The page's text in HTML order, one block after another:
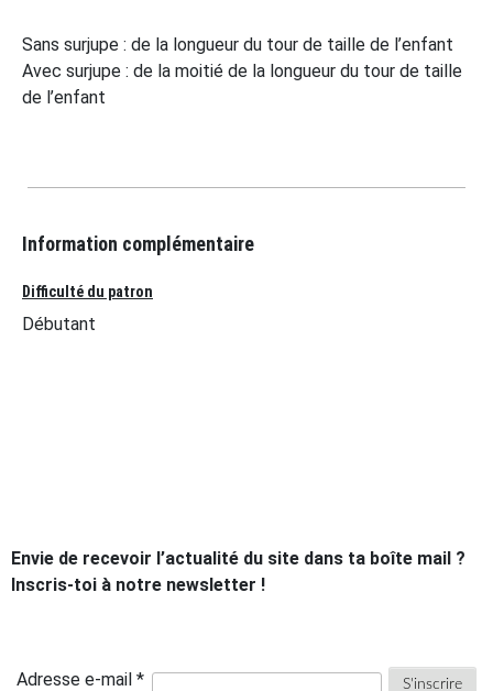
Sans surjupe : de la longueur du tour de taille de l’enfant
Avec surjupe : de la moitié de la longueur du tour de taille
de l’enfant
Information complémentaire
Difficulté du patron
Débutant
Envie de recevoir l’actualité du site dans ta boîte mail ?
Inscris-toi à notre newsletter !
Adresse e-mail *